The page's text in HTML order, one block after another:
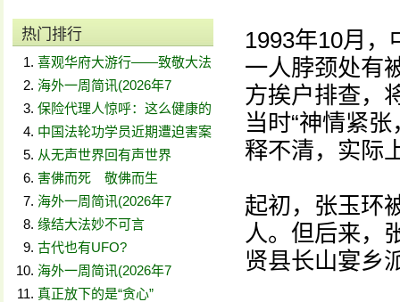
热门排行
喜观华府大游行——致敬大法
海外一周简讯(2026年7
保险代理人惊呼：这么健康的
中国法轮功学员近期遭迫害案
从无声世界回有声世界
害佛而死 敬佛而生
海外一周简讯(2026年7
缘结大法妙不可言
古代也有UFO?
海外一周简讯(2026年7
真正放下的是“贪心”
1993年10月
一人脖颈处有
方挨户排查，
当时“神情紧
释不清，实际
起初，张玉环
人。但后来，
贤县长山宴乡